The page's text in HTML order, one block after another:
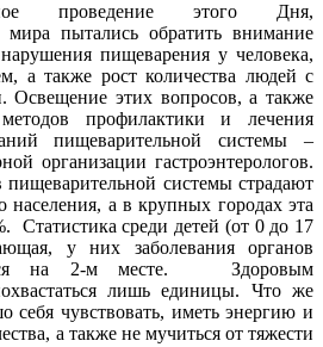
проведение этого Дня,
мира пытались обратить внимание
пищеварения у человека,
а также рост количества людей с
Освещение этих вопросов, а также
профилактики и лечения
пищеварительной системы –
организации гастроэнтерологов.
пищеварительной системы страдают
населения, а в крупных городах эта
Статистика среди детей (от 0 до 17
у них заболевания органов
на 2-м месте. Здоровым
лишь единицы. Что же
себя чувствовать, иметь энергию и
а также не мучиться от тяжести